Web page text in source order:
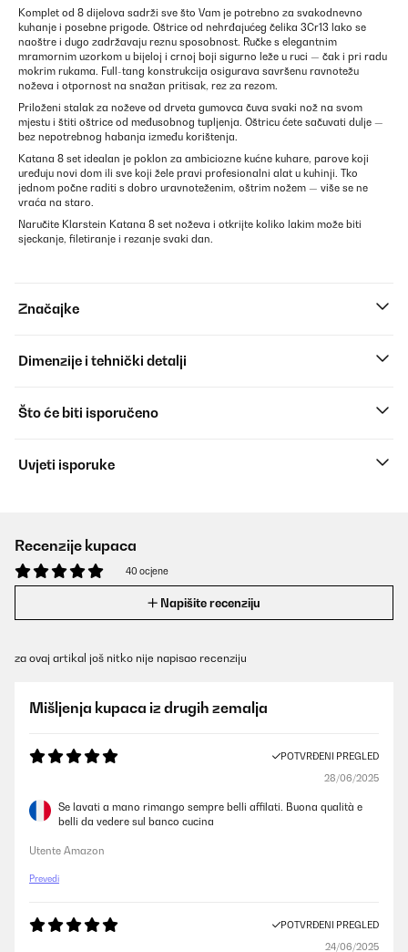
Komplet od 8 dijelova sadrži sve što Vam je potrebno za svakodnevno
kuhanje i posebne prigode. Oštrice od nehrđajućeg čelika 3Cr13 lako se
naoštre i dugo zadržavaju reznu sposobnost. Ručke s elegantnim
mramornim uzorkom u bijeloj i crnoj boji sigurno leže u ruci — čak i pri radu
mokrim rukama. Full-tang konstrukcija osigurava savršenu ravnotežu
noževa i otpornost na snažan pritisak, rez za rezom.
Priloženi stalak za noževe od drveta gumovca čuva svaki nož na svom
mjestu i štiti oštrice od međusobnog tupljenja. Oštricu ćete sačuvati dulje —
bez nepotrebnog habanja između korištenja.
Katana 8 set idealan je poklon za ambiciozne kućne kuhare, parove koji
uređuju novi dom ili sve koji žele pravi profesionalni alat u kuhinji. Tko
jednom počne raditi s dobro uravnoteženim, oštrim nožem — više se ne
vraća na staro.
Naručite Klarstein Katana 8 set noževa i otkrijte koliko lakim može biti
sjeckanje, filetiranje i rezanje svaki dan.
Značajke
Dimenzije i tehnički detalji
Što će biti isporučeno
Uvjeti isporuke
Recenzije kupaca
40 ocjene
Napišite recenziju
za ovaj artikal još nitko nije napisao recenziju
Mišljenja kupaca iz drugih zemalja
POTVRĐENI PREGLED
28/06/2025
Se lavati a mano rimango sempre belli affilati. Buona qualità e
belli da vedere sul banco cucina
Utente Amazon
Prevedi
POTVRĐENI PREGLED
24/06/2025